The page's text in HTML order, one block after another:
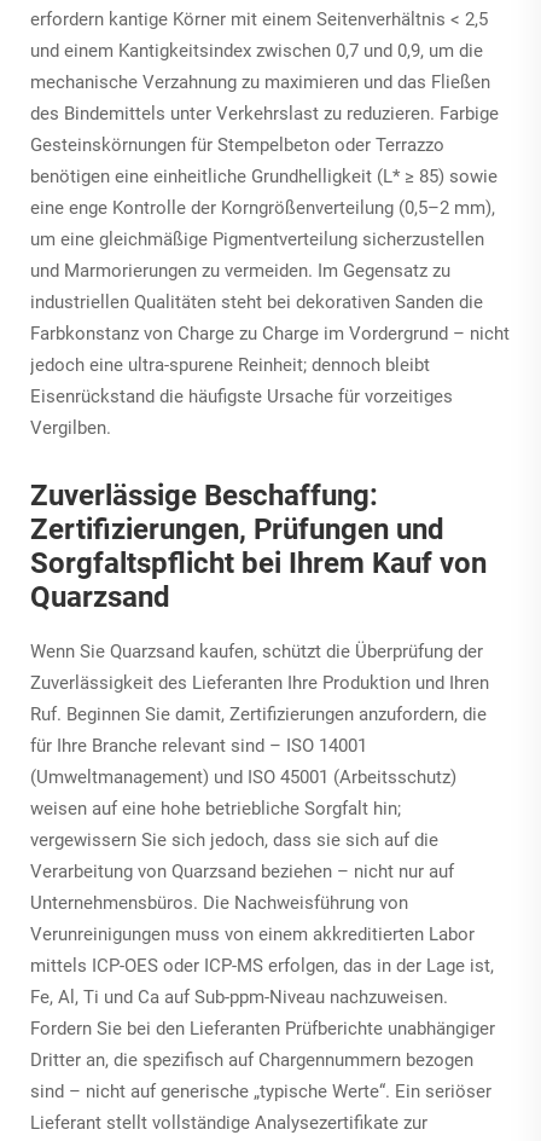
erfordern kantige Körner mit einem Seitenverhältnis < 2,5
und einem Kantigkeitsindex zwischen 0,7 und 0,9, um die
mechanische Verzahnung zu maximieren und das Fließen
des Bindemittels unter Verkehrslast zu reduzieren. Farbige
Gesteinskörnungen für Stempelbeton oder Terrazzo
benötigen eine einheitliche Grundhelligkeit (L* ≥ 85) sowie
eine enge Kontrolle der Korngrößenverteilung (0,5–2 mm),
um eine gleichmäßige Pigmentverteilung sicherzustellen
und Marmorierungen zu vermeiden. Im Gegensatz zu
industriellen Qualitäten steht bei dekorativen Sanden die
Farbkonstanz von Charge zu Charge im Vordergrund – nicht
jedoch eine ultra-spurene Reinheit; dennoch bleibt
Eisenrückstand die häufigste Ursache für vorzeitiges
Vergilben.
Zuverlässige Beschaffung:
Zertifizierungen, Prüfungen und
Sorgfaltspflicht bei Ihrem Kauf von
Quarzsand
Wenn Sie Quarzsand kaufen, schützt die Überprüfung der
Zuverlässigkeit des Lieferanten Ihre Produktion und Ihren
Ruf. Beginnen Sie damit, Zertifizierungen anzufordern, die
für Ihre Branche relevant sind – ISO 14001
(Umweltmanagement) und ISO 45001 (Arbeitsschutz)
weisen auf eine hohe betriebliche Sorgfalt hin;
vergewissern Sie sich jedoch, dass sie sich auf die
Verarbeitung von Quarzsand beziehen – nicht nur auf
Unternehmensbüros. Die Nachweisführung von
Verunreinigungen muss von einem akkreditierten Labor
mittels ICP-OES oder ICP-MS erfolgen, das in der Lage ist,
Fe, Al, Ti und Ca auf Sub-ppm-Niveau nachzuweisen.
Fordern Sie bei den Lieferanten Prüfberichte unabhängiger
Dritter an, die spezifisch auf Chargennummern bezogen
sind – nicht auf generische „typische Werte“. Ein seriöser
Lieferant stellt vollständige Analysezertifikate zur